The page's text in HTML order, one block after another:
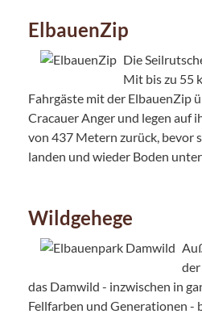
ElbauenZip
Die
Mit bis zu 55
Fahrgäste mit der ElbauenZip
Cracauer Anger und legen auf
von 437 Metern zurück, bevor
landen und wieder Boden
Wildgehege
das Damwild - inzwischen in
Fellfarben und Generationen -